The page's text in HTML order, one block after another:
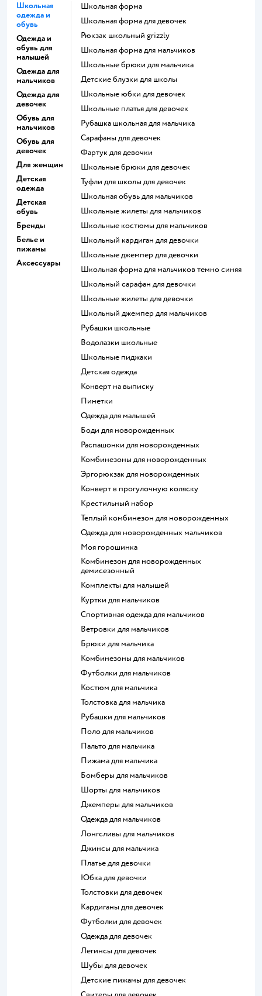
Школьная
одежда и
обувь
Одежда и
обувь для
малышей
Одежда для
мальчиков
Одежда для
девочек
Обувь для
мальчиков
Обувь для
девочек
Для женщин
Детская
одежда
Детская
обувь
Бренды
Белье и
пижамы
Аксессуары
Школьная форма
Школьная форма для девочек
Рюкзак школьный grizzly
Школьная форма для мальчиков
Школьные брюки для мальчика
Детские блузки для школы
Школьные юбки для девочек
Школьные платья для девочек
Рубашка школьная для мальчика
Сарафаны для девочек
Фартук для девочки
Школьные брюки для девочек
Туфли для школы для девочек
Школьная обувь для мальчиков
Школьные жилеты для мальчиков
Школьные костюмы для мальчиков
Школьный кардиган для девочки
Школьные джемпер для девочки
Школьная форма для мальчиков темно синяя
Школьный сарафан для девочки
Школьные жилеты для девочки
Школьный джемпер для мальчиков
Рубашки школьные
Водолазки школьные
Школьные пиджаки
Детская одежда
Конверт на выписку
Пинетки
Одежда для малышей
Боди для новорожденных
Распашонки для новорожденных
Комбинезоны для новорожденных
Эргорюкзак для новорожденных
Конверт в прогулочную коляску
Крестильный набор
Теплый комбинезон для новорожденных
Одежда для новорожденных мальчиков
Моя горошинка
Комбинезон для новорожденных
демисезонный
Комплекты для малышей
Куртки для мальчиков
Спортивная одежда для мальчиков
Ветровки для мальчиков
Брюки для мальчика
Комбинезоны для мальчиков
Футболки для мальчиков
Костюм для мальчика
Толстовка для мальчика
Рубашки для мальчиков
Поло для мальчиков
Пальто для мальчика
Пижама для мальчика
Бомберы для мальчиков
Шорты для мальчиков
Джемперы для мальчиков
Одежда для мальчиков
Лонгсливы для мальчиков
Джинсы для мальчика
Платье для девочки
Юбка для девочки
Толстовки для девочек
Кардиганы для девочек
Футболки для девочек
Одежда для девочек
Легинсы для девочек
Шубы для девочек
Детские пижамы для девочек